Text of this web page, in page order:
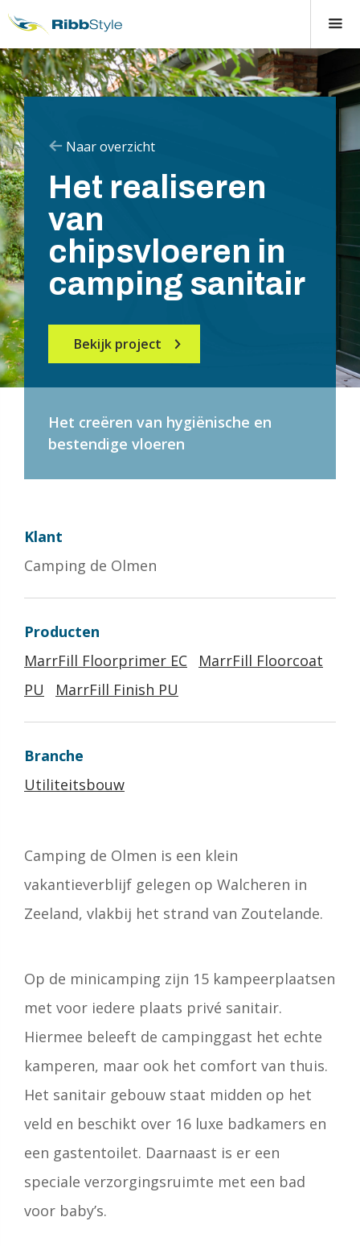
Naar overzicht
Het realiseren
van
chipsvloeren in
camping sanitair
Bekijk project
Het creëren van hygiënische en
bestendige vloeren
Klant
Camping de Olmen
Producten
MarrFill Floorprimer EC
MarrFill Floorcoat
PU
MarrFill Finish PU
Branche
Utiliteitsbouw
Camping de Olmen is een klein
vakantieverblijf gelegen op Walcheren in
Zeeland, vlakbij het strand van Zoutelande.
Op de minicamping zijn 15 kampeerplaatsen
met voor iedere plaats privé sanitair.
Hiermee beleeft de campinggast het echte
kamperen, maar ook het comfort van thuis.
Het sanitair gebouw staat midden op het
veld en beschikt over 16 luxe badkamers en
een gastentoilet. Daarnaast is er een
speciale verzorgingsruimte met een bad
voor baby’s.